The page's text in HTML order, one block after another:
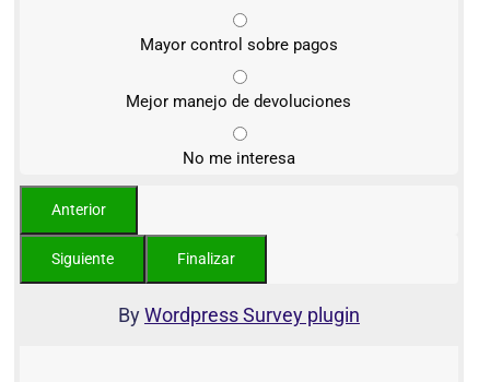
Mayor control sobre pagos
Mejor manejo de devoluciones
No me interesa
ByWordpress Survey plugin